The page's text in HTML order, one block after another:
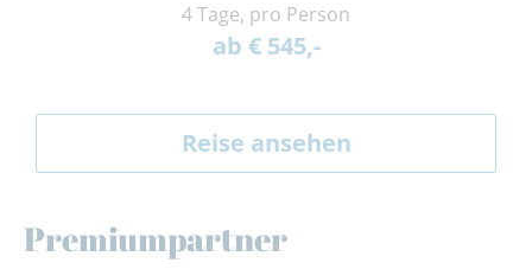
4 Tage, pro Person
ab € 545,-
Reise ansehen
Premiumpartner